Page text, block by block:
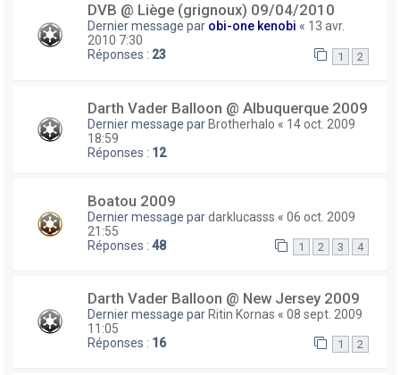
DVB @ Liège (grignoux) 09/04/2010
Dernier message par obi-one kenobi « 13 avr.
2010 7:30
Réponses : 23 1 2
Darth Vader Balloon @ Albuquerque 2009
Dernier message par Brotherhalo « 14 oct. 2009
18:59
Réponses : 12
Boatou 2009
Dernier message pardarklucasss « 06 oct. 2009
21:55
Réponses : 48 1 2 3 4
Darth Vader Balloon @ New Jersey 2009
Dernier message par Ritin Kornas « 08 sept. 2009
11:05
Réponses : 16 1 2